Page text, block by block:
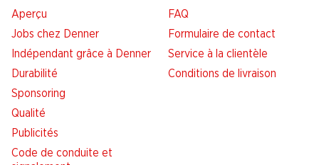
Aperçu
Jobs chez Denner
Indépendant grâce à Denner
Durabilité
Sponsoring
Qualité
Publicités
Code de conduite et
FAQ
Formulaire de contact
Service à la clientèle
Conditions de livraison